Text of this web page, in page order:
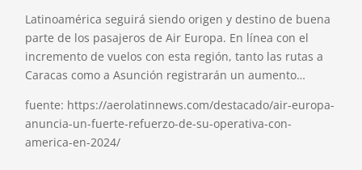
Latinoamérica seguirá siendo origen y destino de buena
parte de los pasajeros de Air Europa. En línea con el
incremento de vuelos con esta región, tanto las rutas a
Caracas como a Asunción registrarán un aumento…
fuente: https://aerolatinnews.com/destacado/air-europa-
anuncia-un-fuerte-refuerzo-de-su-operativa-con-
america-en-2024/